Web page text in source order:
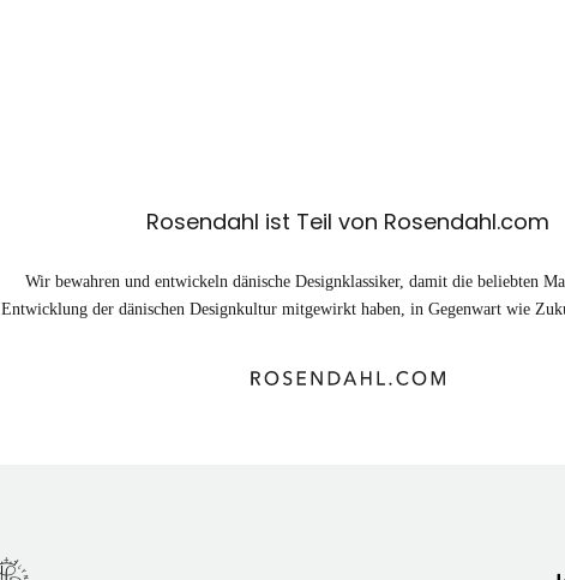
Rosendahl ist Teil von Rosendahl.com
Wir bewahren und entwickeln dänische Designklassiker, damit die beliebten
Entwicklung der dänischen Designkultur mitgewirkt haben, in Gegenwart wie